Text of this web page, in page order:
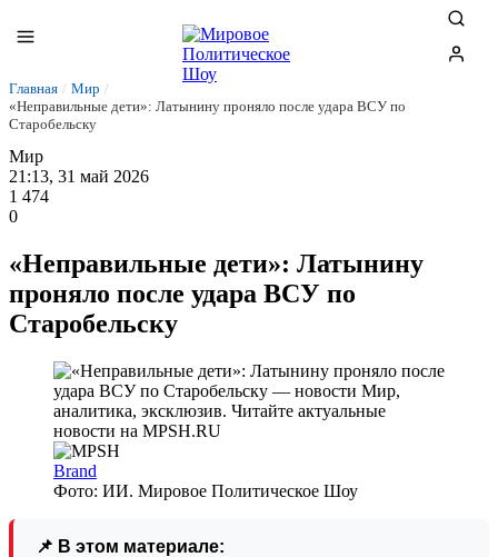
Главная / Мир /
«Неправильные дети»: Латынину проняло после удара ВСУ по
Старобельску
Мир
21:13, 31 май 2026
1 474
0
«Неправильные дети»: Латынину
проняло после удара ВСУ по
Старобельску
Brand
Фото: ИИ. Мировое Политическое Шоу
📌 В этом материале: